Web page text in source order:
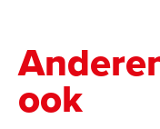
ook